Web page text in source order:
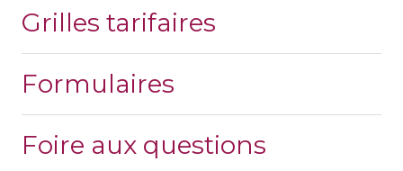
Grilles tarifaires
Formulaires
Foire aux questions